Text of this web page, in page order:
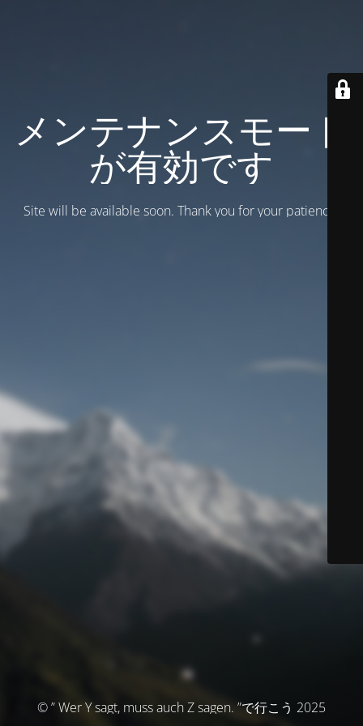
メンテナンスモード
が有効です
Site will be available soon. Thank you for your patience!
© ” Wer Y sagt, muss auch Z sagen. ”で行こう 2025